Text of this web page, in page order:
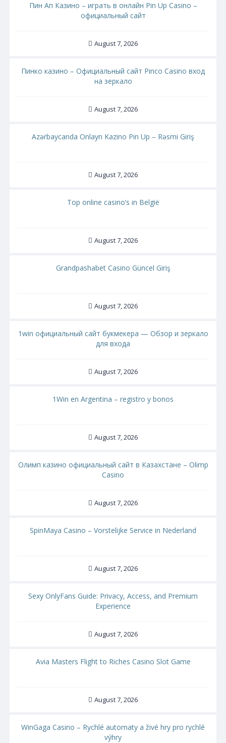
Пин Ап Казино – играть в онлайн Pin Up Casino –
официальный сайт
August 7, 2026
Пинко казино – Официальный сайт Pinco Casino вход
на зеркало
August 7, 2026
Azərbaycanda Onlayn Kazino Pin Up – Rəsmi Giriş
August 7, 2026
Top online casino’s in België
August 7, 2026
Grandpashabet Casino Güncel Giriş
August 7, 2026
1win официальный сайт букмекера — Обзор и зеркало
для входа
August 7, 2026
1Win en Argentina – registro y bonos
August 7, 2026
Олимп казино официальный сайт в Казахстане – Olimp
Casino
August 7, 2026
SpinMaya Casino – Vorstelijke Service in Nederland
August 7, 2026
Sexy OnlyFans Guide: Privacy, Access, and Premium
Experience
August 7, 2026
Avia Masters Flight to Riches Casino Slot Game
August 7, 2026
WinGaga Casino – Rychlé automaty a živé hry pro rychlé
výhry